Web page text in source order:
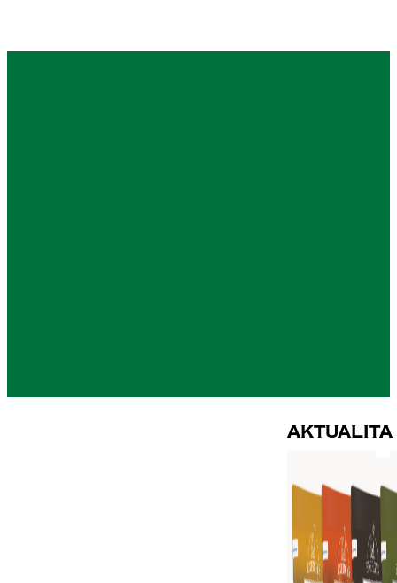
Aktualita